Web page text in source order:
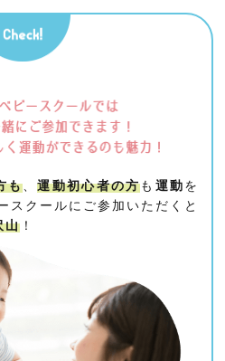
も 、運動初心者の方も 運動を
スクールにご参加いただくと
山！